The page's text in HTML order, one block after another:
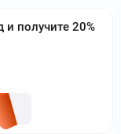
получите 20%